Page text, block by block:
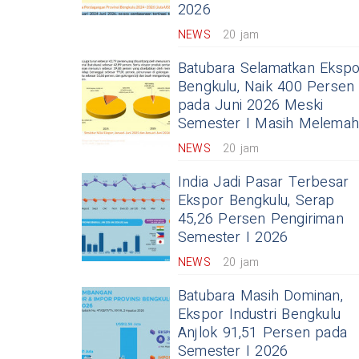
2026
NEWS 20 jam
Batubara Selamatkan
Bengkulu, Naik 400 Persen
pada Juni 2026 Meski
Semester I Masih Melemah
NEWS 20 jam
India Jadi Pasar Terbesar
Ekspor Bengkulu, Serap
45,26 Persen Pengiriman
Semester I 2026
NEWS 20 jam
Batubara Masih Dominan,
Ekspor Industri Bengkulu
Anjlok 91,51 Persen pada
Semester I 2026